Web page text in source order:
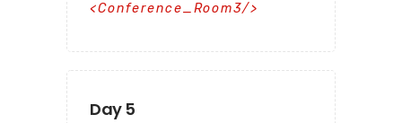
Conference_Room3
Day 5